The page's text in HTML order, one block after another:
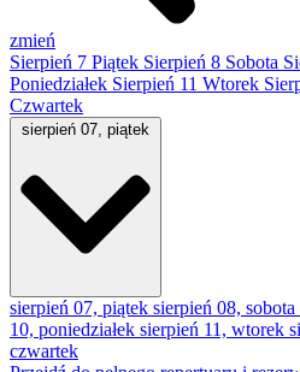
zmień
Sierpień 7 Piątek Sierpień 8 Sobota
Poniedziałek Sierpień 11 Wtorek
Czwartek
sierpień 07, piątek
sierpień 07, piątek sierpień 08, sobota
10, poniedziałek sierpień 11, wtorek
czwartek